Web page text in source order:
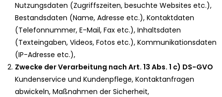
Nutzungsdaten (Zugriffszeiten, besuchte Websites etc.),
Bestandsdaten (Name, Adresse etc.), Kontaktdaten
(Telefonnummer, E-Mail, Fax etc.), Inhaltsdaten
(Texteingaben, Videos, Fotos etc.), Kommunikationsdaten
(IP-Adresse etc.),
Zwecke der Verarbeitung nach Art. 13 Abs. 1 c) DS-GVO
Kundenservice und Kundenpflege, Kontaktanfragen
abwickeln, Maßnahmen der Sicherheit,